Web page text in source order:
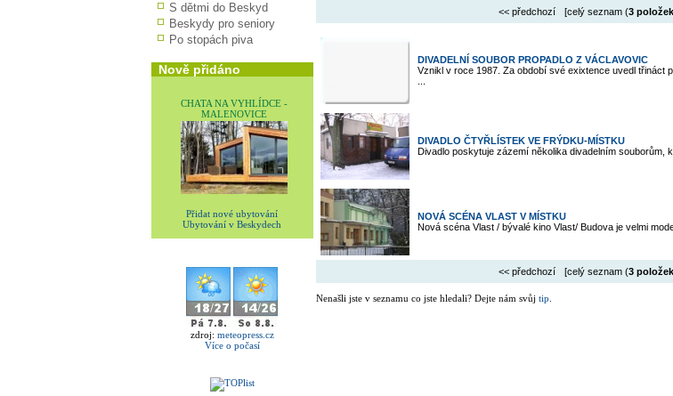
S dětmi do Beskyd
Beskydy pro seniory
Po stopách piva
Nově přidáno
CHATA NA VYHLÍDCE -
MALENOVICE
Přidat nové ubytování
Ubytování v Beskydech
zdroj: meteopress.cz
Více o počasí
<< předchozí [celý seznam (3 položek
DIVADELNÍ SOUBOR PROPADLO Z VÁCLAVOVIC
Vznikl v roce 1987. Za období své exixtence uvedl třináct
DIVADLO ČTYŘLÍSTEK VE FRÝDKU-MÍSTKU
Divadlo poskytuje zázemí několika divadelním souborům,
NOVÁ SCÉNA VLAST V MÍSTKU
Nová scéna Vlast / bývalé kino Vlast/ Budova je velmi
<< předchozí [celý seznam (3 položek
Nenašli jste v seznamu co jste hledali? Dejte nám svůj tip